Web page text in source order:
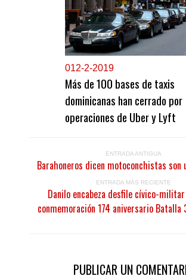
012-2-2019
Más de 100 bases de taxis
dominicanas han cerrado por
operaciones de Uber y Lyft
ENTRADA ANTIGUA
Barahoneros dicen motoconchistas son
ENTRADA MÁS RECIENTE
Danilo encabeza desfile cívico-
conmemoración 174 aniversario Batalla
PUBLICAR UN